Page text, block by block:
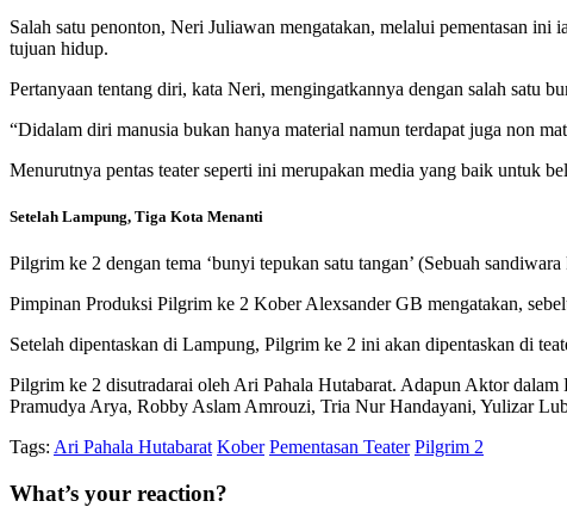
Salah satu penonton, Neri Juliawan mengatakan, melalui pementasan
tujuan hidup.
Pertanyaan tentang diri, kata Neri, mengingatkannya dengan salah satu
“Didalam diri manusia bukan hanya material namun terdapat juga non
Menurutnya pentas teater seperti ini merupakan media yang baik untuk
Setelah Lampung, Tiga Kota Menanti
Pilgrim ke 2 dengan tema ‘bunyi tepukan satu tangan’ (Sebuah
Pimpinan Produksi Pilgrim ke 2 Kober Alexsander GB mengatakan,
Setelah dipentaskan di Lampung, Pilgrim ke 2 ini akan dipentaskan di
Pilgrim ke 2 disutradarai oleh Ari Pahala Hutabarat. Adapun Aktor
Pramudya Arya, Robby Aslam Amrouzi, Tria Nur Handayani, Yulizar
Tags: Ari Pahala Hutabarat Kober Pementasan Teater Pilgrim 2
What’s your reaction?